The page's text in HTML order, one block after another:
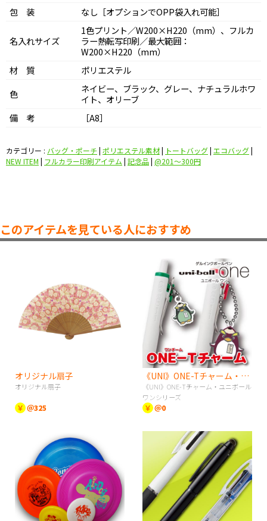
包 装 なし［オプションでOPP袋入れ可能］
名入れサイズ
1色プリント／W200×H220（mm）、フルカ
ラー熱転写印刷／最大範囲：
W200×H220（mm）
材 質
ポリエステル
色
ネイビー、ブラック、グレー、ナチュラルホワ
イト、オリーブ
備 考
［A8］
カテゴリー : バッグ・ポーチ| ポリエステル素材| トートバッグ| エコバッグ|
NEW ITEM | フルカラー印刷アイテム | 記念品| @201〜300円
このアイテムを見ている人におすすめ
オリジナル扇子
オリジナル扇子
￥ ＠325
《UNI》ONE-Tチャーム・ユニボールワンシリーズ
《UNI》ONE-Tチャーム・ユニボール
ワンシリーズ
￥ ＠0